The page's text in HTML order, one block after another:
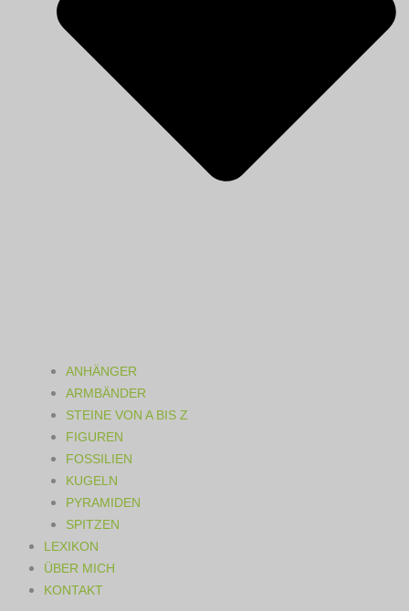
ANHÄNGER
ARMBÄNDER
STEINE VON A BIS Z
FIGUREN
FOSSILIEN
KUGELN
PYRAMIDEN
SPITZEN
LEXIKON
ÜBER MICH
KONTAKT